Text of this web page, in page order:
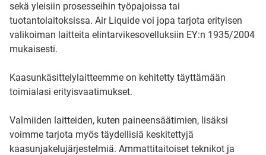
sekä yleisiin prosesseihin työpajoissa tai
tuotantolaitoksissa. Air Liquide voi jopa tarjota erityisen
valikoiman laitteita elintarvikesovelluksiin EY:n 1935/2004
mukaisesti.
Kaasunkäsittelylaitteemme on kehitetty täyttämään
toimialasi erityisvaatimukset.
Valmiiden laitteiden, kuten paineensäätimien, lisäksi
voimme tarjota myös täydellisiä keskitettyjä
kaasunjakelujärjestelmiä. Ammattitaitoiset teknikot ja